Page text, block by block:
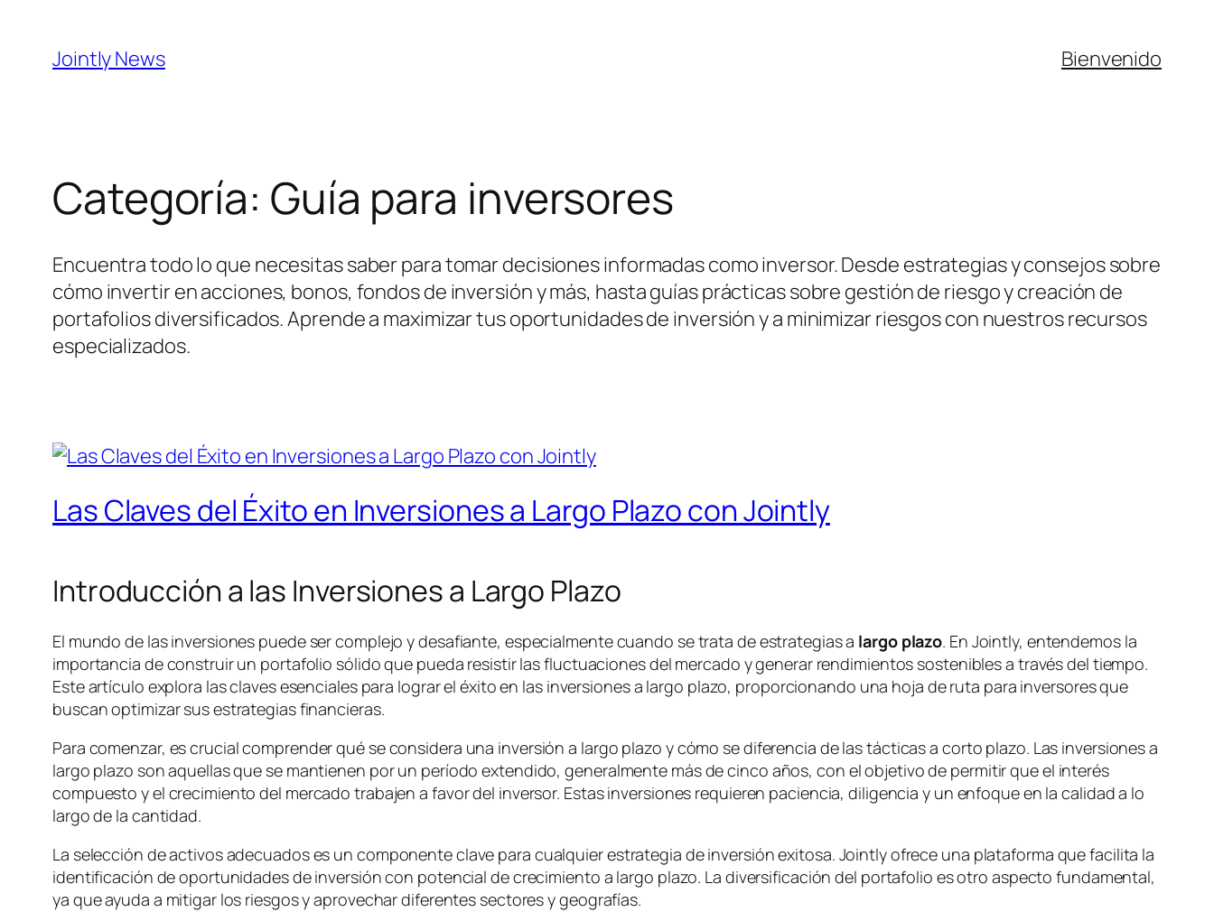
contenido
Jointly News Bienvenido
Categoría: Guía para inversores
Encuentra todo lo que necesitas saber para tomar decisiones informadas como inversor. Desde estrategias y consejos sobre
cómo invertir en acciones, bonos, fondos de inversión y más, hasta guías prácticas sobre gestión de riesgo y creación de
portafolios diversificados. Aprende a maximizar tus oportunidades de inversión y a minimizar riesgos con nuestros recursos
especializados.
Las Claves del Éxito en Inversiones a Largo Plazo con Jointly
Introducción a las Inversiones a Largo Plazo
El mundo de las inversiones puede ser complejo y desafiante, especialmente cuando se trata de estrategias a largo plazo. En Jointly, entendemos la
importancia de construir un portafolio sólido que pueda resistir las fluctuaciones del mercado y generar rendimientos sostenibles a través del tiempo.
Este artículo explora las claves esenciales para lograr el éxito en las inversiones a largo plazo, proporcionando una hoja de ruta para inversores que
buscan optimizar sus estrategias financieras.
Para comenzar, es crucial comprender qué se considera una inversión a largo plazo y cómo se diferencia de las tácticas a corto plazo. Las inversiones a
largo plazo son aquellas que se mantienen por un período extendido, generalmente más de cinco años, con el objetivo de permitir que el interés
compuesto y el crecimiento del mercado trabajen a favor del inversor. Estas inversiones requieren paciencia, diligencia y un enfoque en la calidad a lo
largo de la cantidad.
La selección de activos adecuados es un componente clave para cualquier estrategia de inversión exitosa. Jointly ofrece una plataforma que facilita la
identificación de oportunidades de inversión con potencial de crecimiento a largo plazo. La diversificación del portafolio es otro aspecto fundamental,
ya que ayuda a mitigar los riesgos y aprovechar diferentes sectores y geografías.